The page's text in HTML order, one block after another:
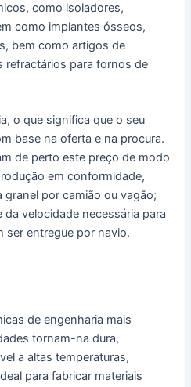
como isoladores,
como implantes ósseos,
bem como artigos de
refractários para fornos de
o que significa que o seu
base na oferta e na procura.
de perto este preço de modo
em conformidade,
por camião ou vagão;
velocidade necessária para
ser entregue por navio.
de engenharia mais
tornam-na dura,
a altas temperaturas,
para fabricar materiais